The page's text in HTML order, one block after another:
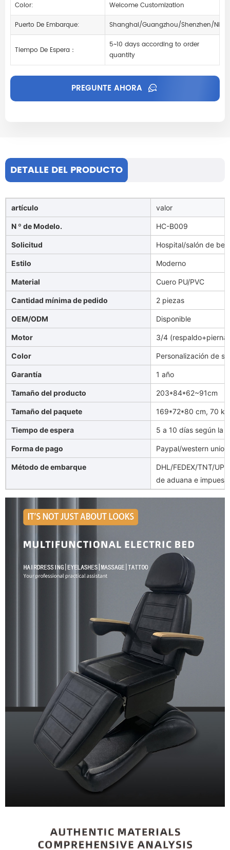
Color:
Welcome Customization
Puerto De Embarque:
Shanghai/Guangzhou/Shenzhen/
Tiempo De Espera：
5~10 days according to order
quantity
PREGUNTE AHORA
DETALLE DEL PRODUCTO
artículo valor
N º de Modelo. HC-B009
Solicitud Hospital/salón de
Estilo Moderno
Material Cuero PU/PVC
Cantidad mínima de pedido 2 piezas
OEM/ODM Disponible
Motor 3/4
Color Personalización de
Garantía 1 año
Tamaño del producto 203*84*62~91cm
Tamaño del paquete 169*72*80 cm, 70
Tiempo de espera 5 a 10 días según la
Forma de pago Paypal/western
Método de embarque
DHL/FEDEX/TNT/
de aduana e